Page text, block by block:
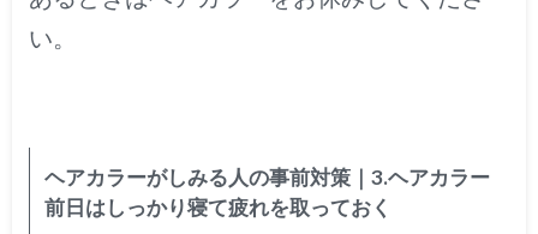
い。
ヘアカラーがしみる人の事前対策｜3.ヘアカラー
前日はしっかり寝て疲れを取っておく